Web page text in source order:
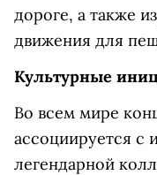
дороге, а также
движения для
Культурные
Во всем мире
ассоциируется с
легендарной